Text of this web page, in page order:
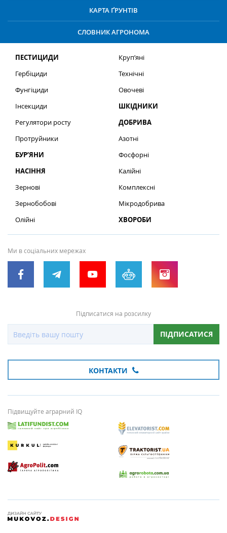
КАРТА ҐРУНТІВ
СЛОВНИК АГРОНОМА
ПЕСТИЦИДИ
Гербіциди
Фунгіциди
Інсекциди
Регулятори росту
Протруйники
БУР’ЯНИ
НАСІННЯ
Зернові
Зернобобові
Олійні
Круп’яні
Технічні
Овочеві
ШКІДНИКИ
ДОБРИВА
Азотні
Фосфорні
Калійні
Комплексні
Мікродобрива
ХВОРОБИ
Ми в соціальних мережах
Підписатися на розсилку
ПІДПИСАТИСЯ
КОНТАКТИ
Підвищуйте аграрний IQ